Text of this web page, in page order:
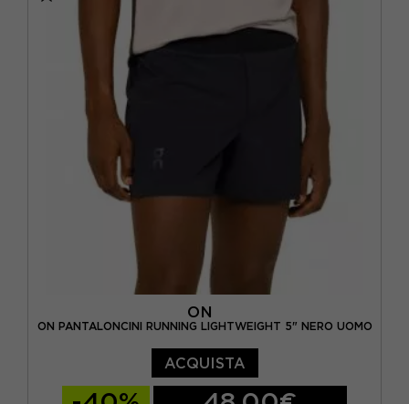
ON
ON PANTALONCINI RUNNING LIGHTWEIGHT 5" NERO UOMO
ACQUISTA